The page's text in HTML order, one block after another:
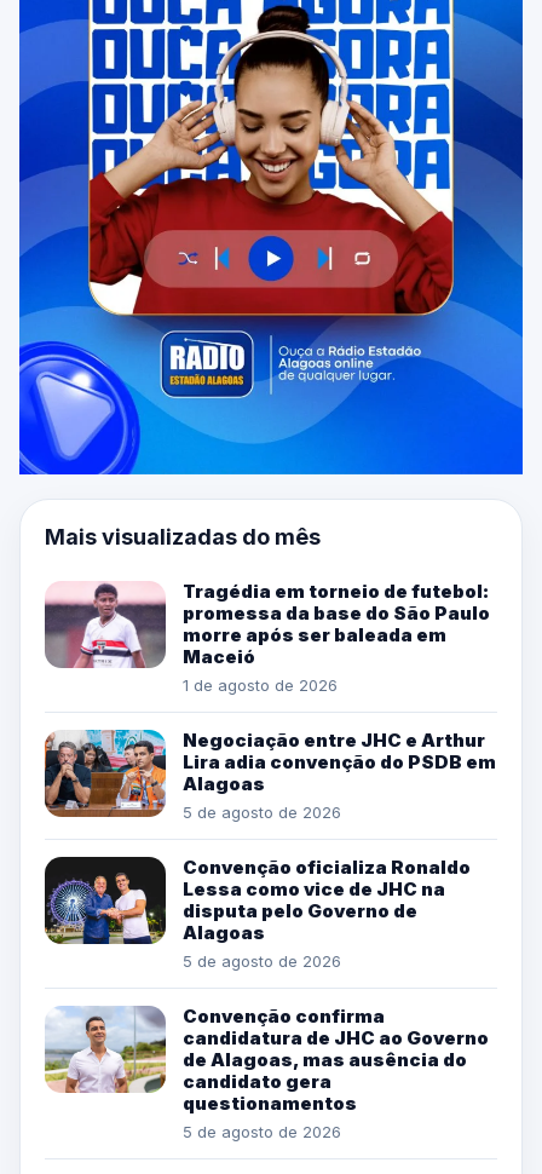
Mais visualizadas do mês
Tragédia em torneio de futebol:
promessa da base do São Paulo
morre após ser baleada em
Maceió
1 de agosto de 2026
Negociação entre JHC e Arthur
Lira adia convenção do PSDB em
Alagoas
5 de agosto de 2026
Convenção oficializa Ronaldo
Lessa como vice de JHC na
disputa pelo Governo de
Alagoas
5 de agosto de 2026
Convenção confirma
candidatura de JHC ao Governo
de Alagoas, mas ausência do
candidato gera
questionamentos
5 de agosto de 2026